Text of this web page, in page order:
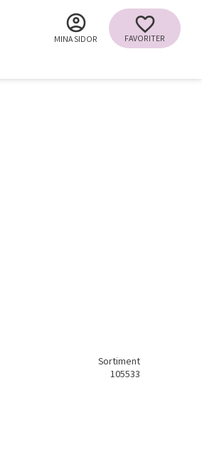
MINA SIDOR
FAVORITER
Sortiment
105533